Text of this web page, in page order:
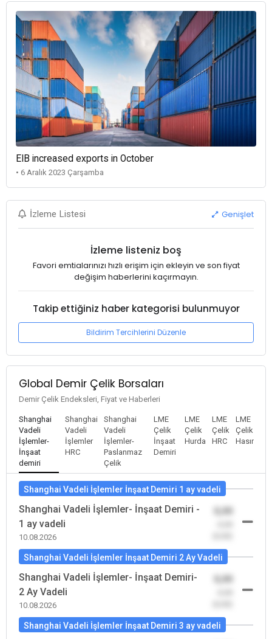
EIB increased exports in October
• 6 Aralık 2023 Çarşamba
İzleme Listesi Genişlet
İzleme listeniz boş
Favori emtialarınızı hızlı erişim için ekleyin ve son fiyat
değişim haberlerini kaçırmayın.
Takip ettiğiniz haber kategorisi bulunmuyor
Bildirim Tercihlerini Düzenle
Global Demir Çelik Borsaları
Demir Çelik Endeksleri, Fiyat ve Haberleri
Shanghai
Vadeli
İşlemler-
İnşaat
demiri
Shanghai
Vadeli
İşlemler
HRC
Shanghai
Vadeli
İşlemler-
Paslanmaz
Çelik
LME
Çelik
İnşaat
Demiri
LME
Çelik
Hurda
LME
Çelik
HRC
LME
Çelik
Hasır
Shanghai Vadeli İşlemler İnşaat Demiri 1 ay vadeli
Shanghai Vadeli İşlemler- İnşaat Demiri -
1 ay vadeli
10.08.2026
0,00
Shanghai Vadeli İşlemler İnşaat Demiri 2 Ay Vadeli
Shanghai Vadeli İşlemler- İnşaat Demiri-
2 Ay Vadeli
10.08.2026
0,00
Shanghai Vadeli İşlemler İnşaat Demiri 3 ay vadeli